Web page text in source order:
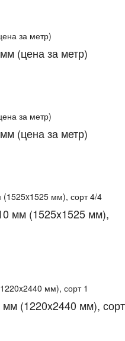
(цена за метр)
(цена за метр)
мм (1525x1525 мм),
(1220x2440 мм), сорт